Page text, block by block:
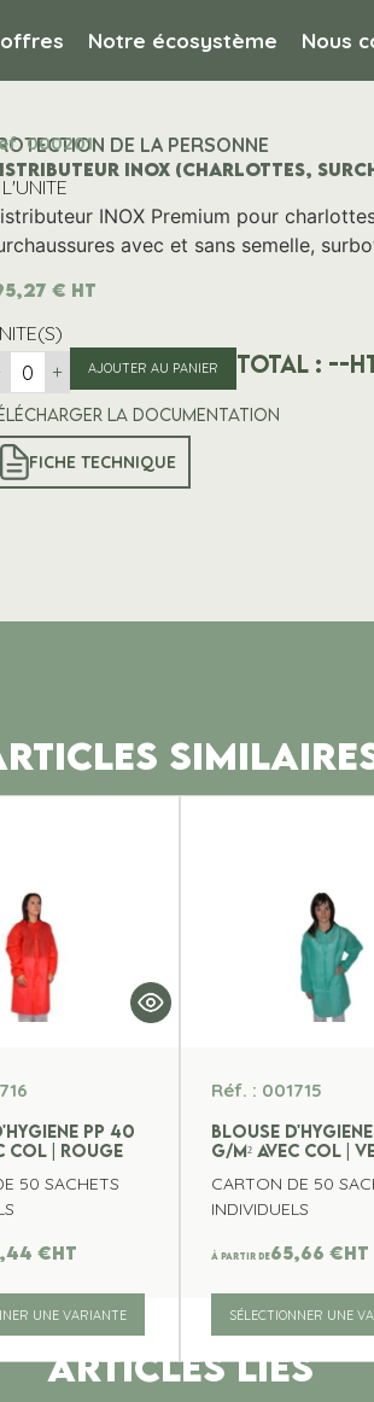
Notre écosystème Nous
DE LA PERSONNE
000201
INOX (CHARLOTTES,
INOX Premium pour
avec et sans semelle,
€ HT
+ AJOUTER AU PANIER Total : --
la documentation
FICHE TECHNIQUE
PP 40
COL | ROUGE
50 SACHETS
€ht
UNE VARIANTE
Réf. : 001715
BLOUSE
G/M² AVEC COL |
CARTON DE 50
INDIVIDUELS
À partir de65,66 €ht
SÉLECTIONNER UNE
ARTICLES LIES